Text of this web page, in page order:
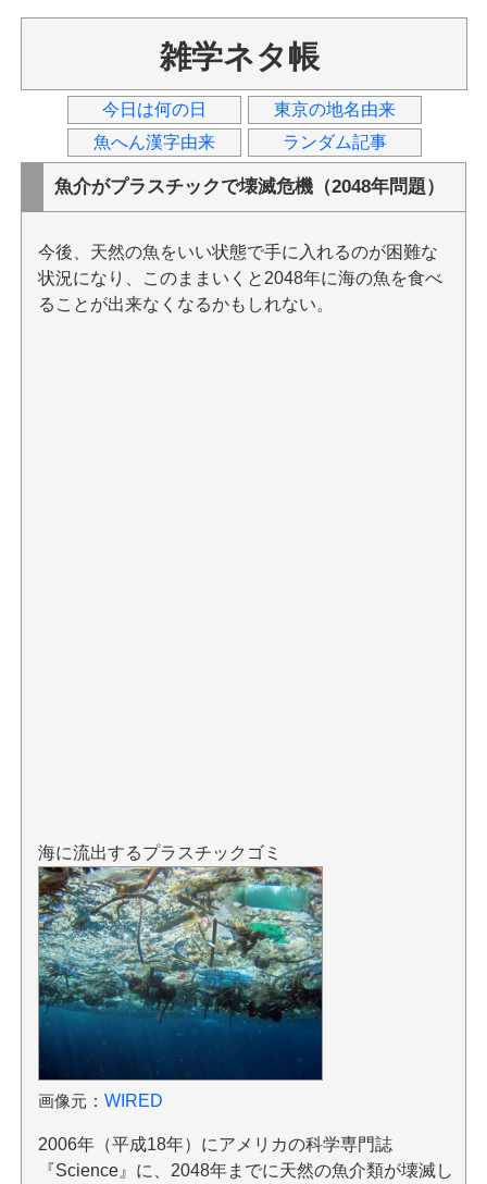
雑学ネタ帳
今日は何の日
東京の地名由来
魚へん漢字由来
ランダム記事
魚介がプラスチックで壊滅危機（2048年問題）
今後、天然の魚をいい状態で手に入れるのが困難な
状況になり、このままいくと2048年に海の魚を食べ
ることが出来なくなるかもしれない。
海に流出するプラスチックゴミ
画像元： WIRED
2006年（平成18年）にアメリカの科学専門誌
『Science』に、2048年までに天然の魚介類が壊滅し